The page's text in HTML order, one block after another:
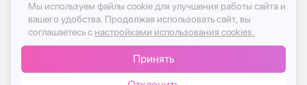
© 2017-2026г, База Цветов 24.ру
Политика конфиденциальности
Публичная оферта
Мы используем файлы cookie для улучшения работы сайта и
вашего удобства. Продолжая использовать сайт, вы
соглашаетесь с настройками использования cookies.
Принять